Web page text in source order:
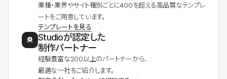
業種・業界やサイト種別ごとに400を超える高品質なテンプレ
ートをご用意しています。
テンプレートを見る
Studioが認定した
制作パートナー
経験豊富な200以上のパートナーから、
最適な一社をご紹介します。